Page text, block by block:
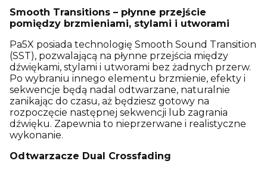
Smooth Transitions – płynne przejście
pomiędzy brzmieniami, stylami i utworami
Pa5X posiada technologię Smooth Sound Transition
(SST), pozwalającą na płynne przejścia między
dźwiękami, stylami i utworami bez żadnych przerw.
Po wybraniu innego elementu brzmienie, efekty i
sekwencje będą nadal odtwarzane, naturalnie
zanikając do czasu, aż będziesz gotowy na
rozpoczęcie następnej sekwencji lub zagrania
dźwięku. Zapewnia to nieprzerwane i realistyczne
wykonanie.
Odtwarzacze Dual Crossfading